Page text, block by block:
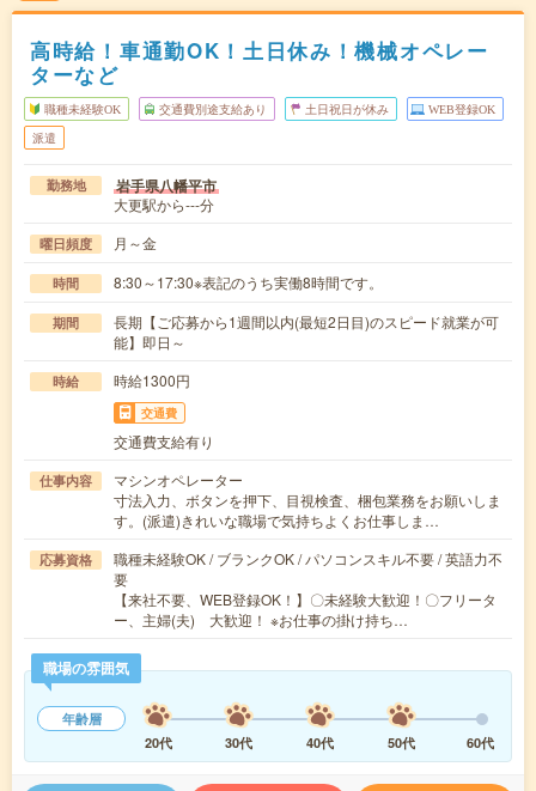
高時給！車通勤OK！土日休み！機械オペレー
ターなど
職種未経験OK 交通費別途支給あり 土日祝日が休み WEB登録OK
派遣
勤務地 岩手県八幡平市
大更駅から---分
曜日頻度 月～金
時間 8:30～17:30※表記のうち実働8時間です。
期間
長期【ご応募から1週間以内(最短2日目)のスピード就業が可
能】即日～
時給 時給1300円
交通費
交通費支給有り
仕事内容
マシンオペレーター
寸法入力、ボタンを押下、目視検査、梱包業務をお願いしま
す。(派遣)きれいな職場で気持ちよくお仕事しま…
応募資格
職種未経験OK / ブランクOK / パソコンスキル不要 / 英語力不
要
【来社不要、WEB登録OK！】〇未経験大歓迎！〇フリータ
ー、主婦(夫) 大歓迎！ ※お仕事の掛け持ち…
職場の雰囲気
年齢層
20代
30代 40代 50代 60代